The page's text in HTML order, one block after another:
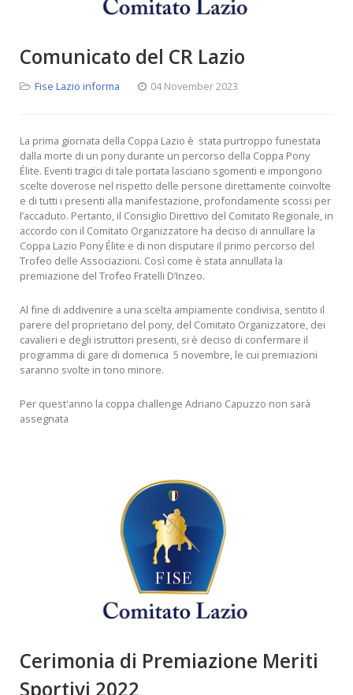
Comunicato del CR Lazio
Fise Lazio informa 04 November 2023
La prima giornata della Coppa Lazio è stata purtroppo funestata
dalla morte di un pony durante un percorso della Coppa Pony
Élite. Eventi tragici di tale portata lasciano sgomenti e impongono
scelte doverose nel rispetto delle persone direttamente coinvolte
e di tutti i presenti alla manifestazione, profondamente scossi per
l’accaduto. Pertanto, il Consiglio Direttivo del Comitato Regionale, in
accordo con il Comitato Organizzatore ha deciso di annullare la
Coppa Lazio Pony Élite e di non disputare il primo percorso del
Trofeo delle Associazioni. Così come è stata annullata la
premiazione del Trofeo Fratelli D’Inzeo.
Al fine di addivenire a una scelta ampiamente condivisa, sentito il
parere del proprietario del pony, del Comitato Organizzatore, dei
cavalieri e degli istruttori presenti, si è deciso di confermare il
programma di gare di domenica 5 novembre, le cui premiazioni
saranno svolte in tono minore.
Per quest'anno la coppa challenge Adriano Capuzzo non sarà
assegnata
Cerimonia di Premiazione Meriti
Sportivi 2022